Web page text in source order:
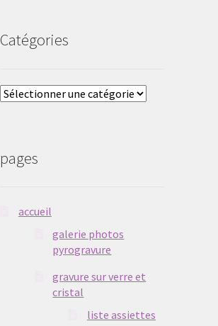
Catégories
Catégories
pages
accueil
galerie photos
pyrogravure
gravure sur verre et
cristal
liste assiettes